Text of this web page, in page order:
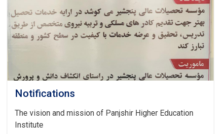
Notifications
The vision and mission of Panjshir Higher Education
Institute